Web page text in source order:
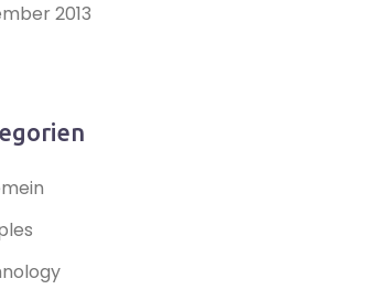
2013